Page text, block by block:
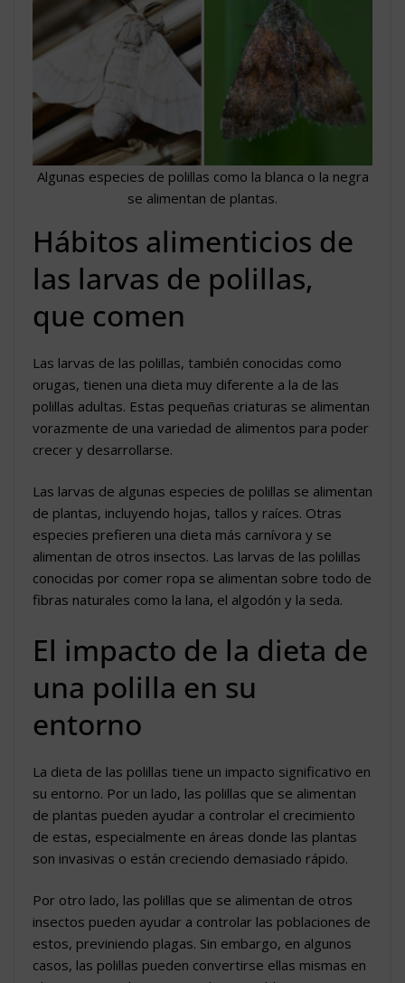
Algunas especies de polillas como la blanca o la negra
se alimentan de plantas.
Hábitos alimenticios de
las larvas de polillas,
que comen
Las larvas de las polillas, también conocidas como
orugas, tienen una dieta muy diferente a la de las
polillas adultas. Estas pequeñas criaturas se alimentan
vorazmente de una variedad de alimentos para poder
crecer y desarrollarse.
Las larvas de algunas especies de polillas se alimentan
de plantas, incluyendo hojas, tallos y raíces. Otras
especies prefieren una dieta más carnívora y se
alimentan de otros insectos. Las larvas de las polillas
conocidas por comer ropa se alimentan sobre todo de
fibras naturales como la lana, el algodón y la seda.
El impacto de la dieta de
una polilla en su
entorno
La dieta de las polillas tiene un impacto significativo en
su entorno. Por un lado, las polillas que se alimentan
de plantas pueden ayudar a controlar el crecimiento
de estas, especialmente en áreas donde las plantas
son invasivas o están creciendo demasiado rápido.
Por otro lado, las polillas que se alimentan de otros
insectos pueden ayudar a controlar las poblaciones de
estos, previniendo plagas. Sin embargo, en algunos
casos, las polillas pueden convertirse ellas mismas en